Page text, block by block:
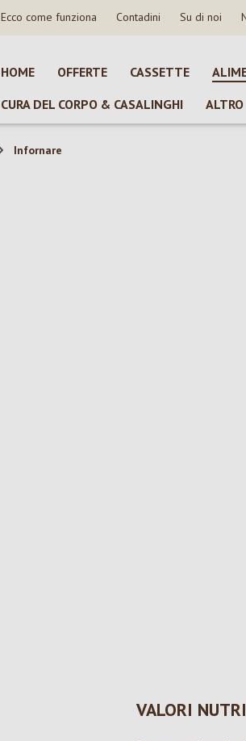
Ecco come funziona Contadini Su di noi
HOME OFFERTE CASSETTE
CURA DEL CORPO & CASALINGHI
ALTRO
Infornare
VALORI